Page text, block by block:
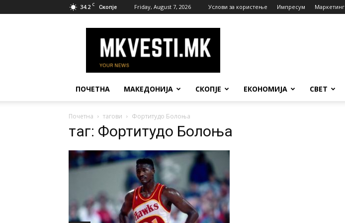
34.2 C Скопје Friday, August 7, 2026 Услови за користење Импресум Маркетинг
Вести
ПОЧЕТНА МАКЕДОНИЈА СКОПЈЕ ЕКОНОМИЈА СВЕТ
Почетна тагови Фортитудо Болоња
таг: Фортитудо Болоња